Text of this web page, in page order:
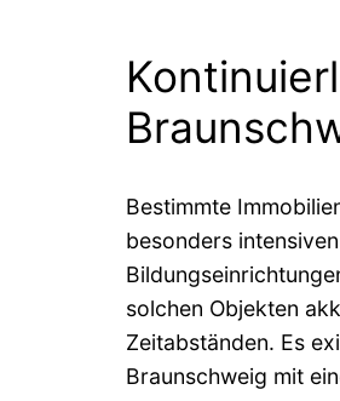
Bestimmte
besonders
solchen Objekten
Zeitabständen. Es
Braunschweig mit